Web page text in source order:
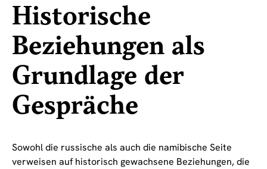
Historische
Beziehungen als
Grundlage der
Gespräche
Sowohl die russische als auch die namibische Seite
verweisen auf historisch gewachsene Beziehungen, die